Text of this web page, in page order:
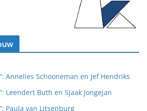
Annelies Schooneman en Jef Hendriks
Leendert Buth en Sjaak Jongejan
Paula van Litsenburg